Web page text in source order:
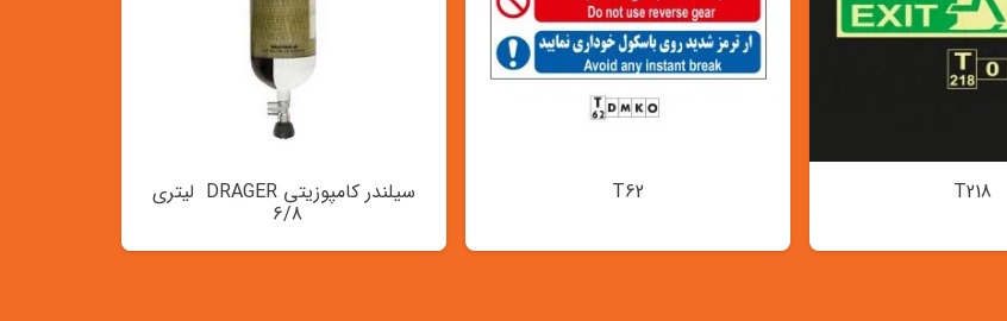
T218
T62 سیلندر کامپوزیتی DRAGER لیتری
6/8